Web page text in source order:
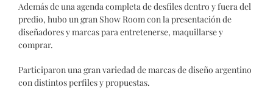
Además de una agenda completa de desfiles dentro y fuera del
predio, hubo un gran Show Room con la presentación de
diseñadores y marcas para entretenerse, maquillarse y
comprar.
Participaron una gran variedad de marcas de diseño argentino
con distintos perfiles y propuestas.